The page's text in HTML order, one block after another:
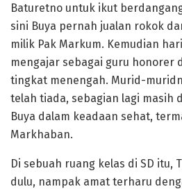
Baturetno untuk ikut
sini Buya pernah jualan rokok
milik Pak Markum. Kemudian
mengajar sebagai guru honorer
tingkat menengah. Murid-
telah tiada, sebagian lagi masih
Buya dalam keadaan sehat,
Markhaban.
Di sebuah ruang kelas di SD itu,
dulu, nampak amat terharu